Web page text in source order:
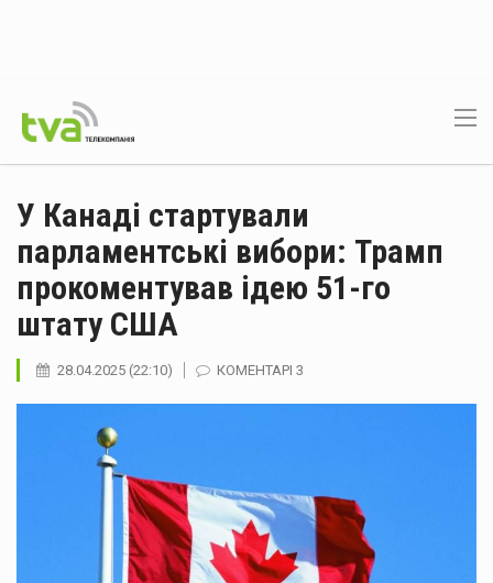
У Канаді стартували
парламентські вибори: Трамп
прокоментував ідею 51-го
штату США
28.04.2025 (22:10) КОМЕНТАРІ 3